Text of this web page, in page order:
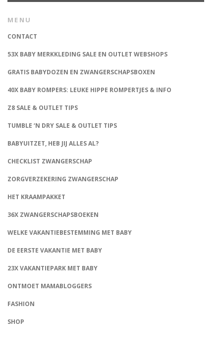
MENU
CONTACT
53X BABY MERKKLEDING SALE EN OUTLET WEBSHOPS
GRATIS BABYDOZEN EN ZWANGERSCHAPSBOXEN
40X BABY ROMPERS: LEUKE HIPPE ROMPERTJES & INFO
Z8 SALE & OUTLET TIPS
TUMBLE ‘N DRY SALE & OUTLET TIPS
BABYUITZET, HEB JIJ ALLES AL?
CHECKLIST ZWANGERSCHAP
ZORGVERZEKERING ZWANGERSCHAP
HET KRAAMPAKKET
36X ZWANGERSCHAPSBOEKEN
WELKE VAKANTIEBESTEMMING MET BABY
DE EERSTE VAKANTIE MET BABY
23X VAKANTIEPARK MET BABY
ONTMOET MAMABLOGGERS
FASHION
SHOP